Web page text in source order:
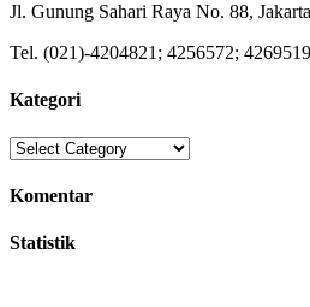
Jl. Gunung Sahari Raya No. 88,
Tel. (021)-4204821; 4256572;
Kategori
Kategori
Komentar
Statistik